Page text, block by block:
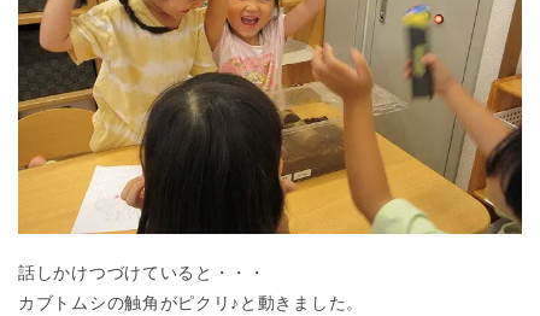
話しかけつづけていると・・・
カブトムシの触角がピクリ♪と動きました。